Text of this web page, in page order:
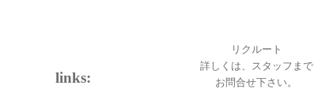
links:
リクルート
詳しくは、スタッフまで
お問合せ下さい。